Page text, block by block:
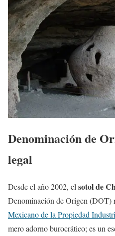
Denominación de
legal
Desde el año 2002, el sotol de
Denominación de Origen (DOT)
Mexicano de la Propiedad
mero adorno burocrático; es un